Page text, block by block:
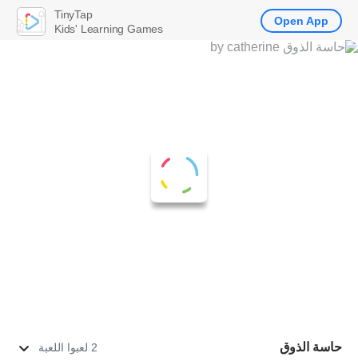
حاسة الذوق 2 لعبوا اللعبة
TinyTap
Kids' Learning Games
Open App